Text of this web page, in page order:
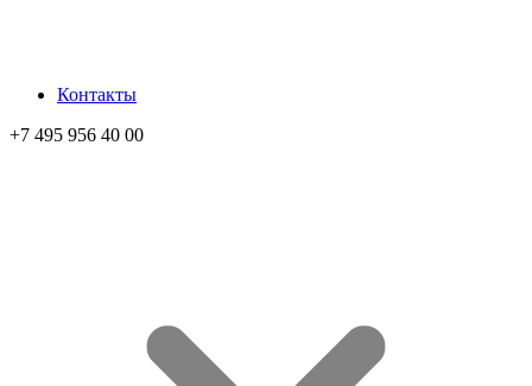
Контакты
+7 495 956 40 00